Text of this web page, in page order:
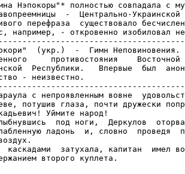
Нэпокоры"* полностью совпадала с
-  Центрально-
перефраза  существовало
например, - откровенно изобиловал
(укр.)  -  Гимн Неповиновения.
противостояния
Республики.   Впервые  был
- неизвестно.
с непроявленным вовне
потушив глаза, почти дружески
Уймите народ!
под ноги,  Деркулов
ладонь  и, словно  проведя
каскадами  затухала, капитан  имел
второго куплета.